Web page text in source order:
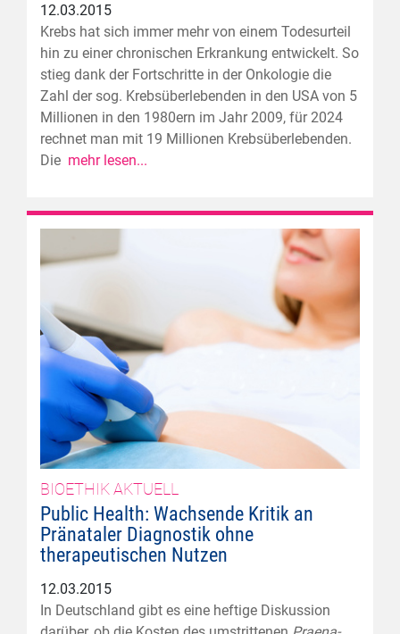
12.03.2015
Krebs hat sich immer mehr von einem Todesurteil
hin zu einer chronischen Erkrankung entwickelt. So
stieg dank der Fortschritte in der Onkologie die
Zahl der sog. Krebsüberlebenden in den USA von 5
Millionen in den 1980ern im Jahr 2009, für 2024
rechnet man mit 19 Millionen Krebsüberlebenden.
Die mehr lesen...
BIOETHIK AKTUELL
Public Health: Wachsende Kritik an
Pränataler Diagnostik ohne
therapeutischen Nutzen
12.03.2015
In Deutschland gibt es eine heftige Diskussion